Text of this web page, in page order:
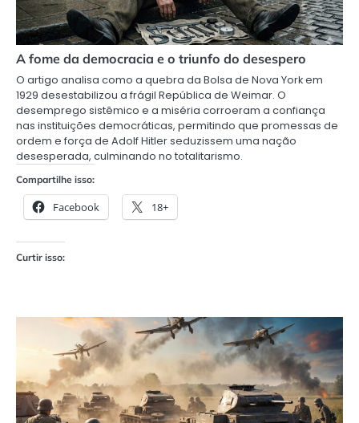
A fome da democracia e o triunfo do desespero
O artigo analisa como a quebra da Bolsa de Nova York em
1929 desestabilizou a frágil República de Weimar. O
desemprego sistêmico e a miséria corroeram a confiança
nas instituições democráticas, permitindo que promessas de
ordem e força de Adolf Hitler seduzissem uma nação
desesperada, culminando no totalitarismo.
Compartilhe isso:
Facebook 18+
Curtir isso: